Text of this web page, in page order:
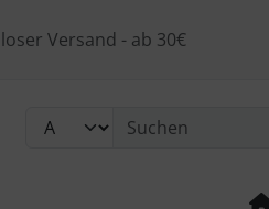
Versand - ab 30€